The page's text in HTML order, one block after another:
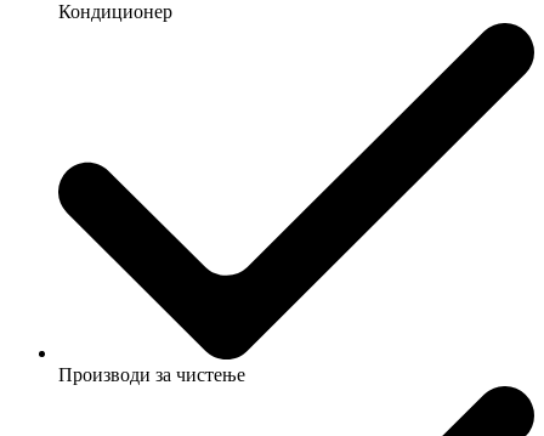
Кондиционер
Производи за чистење